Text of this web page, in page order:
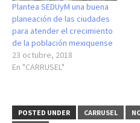
Plantea SEDUyM una buena
planeación de las ciudades
para atender el crecimiento
de la población mexiquense
23 octubre, 2018
En "CARRUSEL"
POSTED UNDER CARRUSEL